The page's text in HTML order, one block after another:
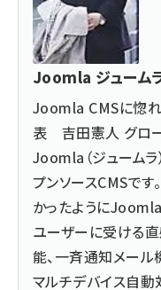
Joomla ジュー
Joomla CMSに惚
表 吉田憲人 グロ
Joomla（ジューム
プンソースCMSで
かったように
ユーザーに受ける
能、一斉通知メール
マルチデバイス自動